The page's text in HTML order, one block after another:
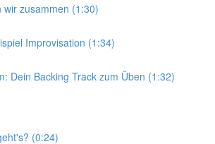
wir zusammen (1:30)
Improvisation (1:34)
Dein Backing Track zum Üben (1:32)
(0:24)